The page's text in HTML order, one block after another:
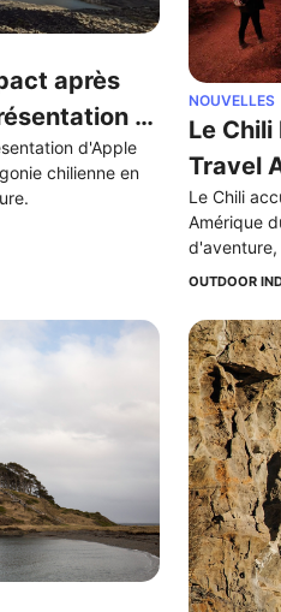
après
d'Apple
chilienne en
NOUVELLES
Le
Travel
Le Chili
Amérique
OUTDOOR